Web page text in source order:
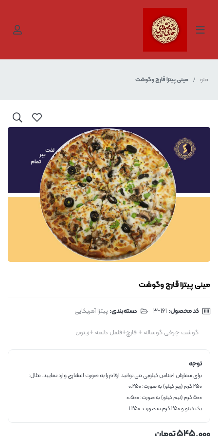
منو مینی پیتزا قارچ وگوشت
مینی پیتزا قارچ وگوشت
کد محصول: دسته‌بندی: پیتزا آمریکایی
گوشت چرخی گوساله + قارچ+فلفل دلمه +زیتون
توجه
برای سفارش اجناس کیلویی می توانید ارقام را به صورت اعشاری وارد نمایید. مثال:
250 گرم (ربع کیلو) به صورت: 0.250
500 گرم (نیم کیلو) به صورت: 0.500
یک کیلو و 250 گرم به صورت: 1.250